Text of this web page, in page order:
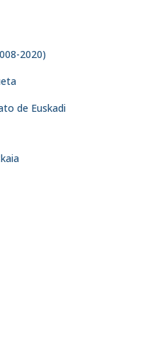
2020)
de Euskadi